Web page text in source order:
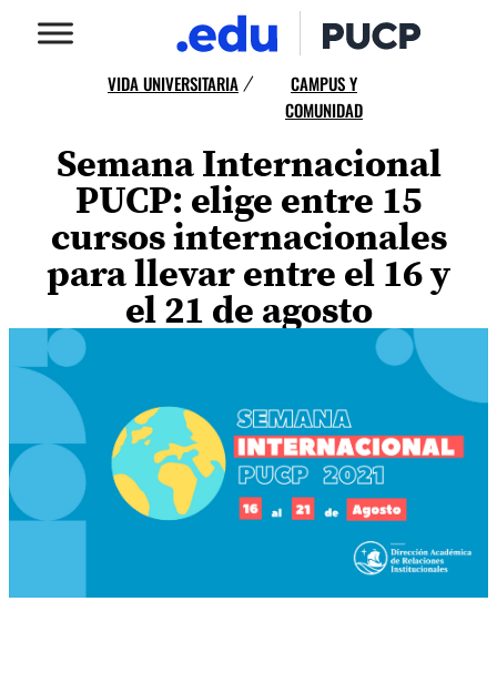
VIDA UNIVERSITARIA /
CAMPUS Y
COMUNIDAD
Semana Internacional
PUCP: elige entre 15
cursos internacionales
para llevar entre el 16 y
el 21 de agosto